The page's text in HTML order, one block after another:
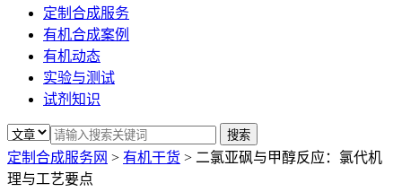
定制合成服务
有机合成案例
有机动态
实验与测试
试剂知识
定制合成服务网 > 有机干货 > 二氯亚砜与甲醇反应：氯代机
理与工艺要点